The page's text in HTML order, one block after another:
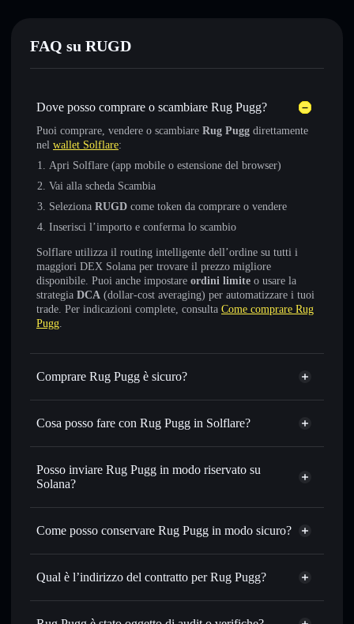
FAQ su RUGD
Dove posso comprare o scambiare Rug Pugg?
Puoi comprare, vendere o scambiare Rug Pugg direttamente
nel wallet Solflare:
Apri Solflare (app mobile o estensione del browser)
Vai alla scheda Scambia
Seleziona RUGD come token da comprare o vendere
Inserisci l’importo e conferma lo scambio
Solflare utilizza il routing intelligente dell’ordine su tutti i
maggiori DEX Solana per trovare il prezzo migliore
disponibile. Puoi anche impostare ordini limite o usare la
strategia DCA (dollar-cost averaging) per automatizzare i tuoi
trade. Per indicazioni complete, consulta Come comprare Rug
Pugg.
Comprare Rug Pugg è sicuro?
Rug Pugg non è verificato
Cosa posso fare con Rug Pugg in Solflare?
Rug Pugg
wallet Solflare
Scambiare istantaneamente— scambia RUGD in SOL,
USDC o in migliaia di altri token Solana al prezzo migliore
prezzo desiderato di RUGD
Usare il DCA— applica la strategia dollar-cost average su
— trasferisci RUGD senza
collegare pubblicamente i wallet usando l’Aggregatore di
Posso inviare Rug Pugg in modo riservato su
Solana?
Aggregatore di privacy
Solflare
Come posso conservare Rug Pugg in modo sicuro?
Rug Pugg
Qual è l’indirizzo del contratto per Rug Pugg?
Rug Pugg